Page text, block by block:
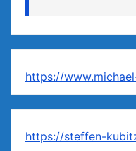
https://
https://steffen-